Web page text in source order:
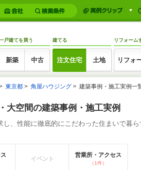
戸建てを買う
新築 中古
建てる
注文住宅 土地
リフォーム
リフォ
東京都 角屋ハウジング 建築事例・施工実例一
大空間の建築事例・施工実例
、性能に徹底的にこだわった住まいで暮ら
イベント
営業所・アクセス
（1件）